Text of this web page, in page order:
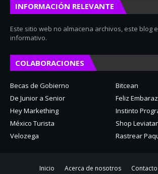
INFORMACIÓN RELEVANTE
Este sitio web no almacena archivos, este blog
informativo.
COLABORACIONES
Becas de Gobierno
Bitcean
De Junior a Senior
Feliz
Hey Markething
Instinto
México Turista
Shop
Velozega
Rastrear
Inicio Acerca de nosotros